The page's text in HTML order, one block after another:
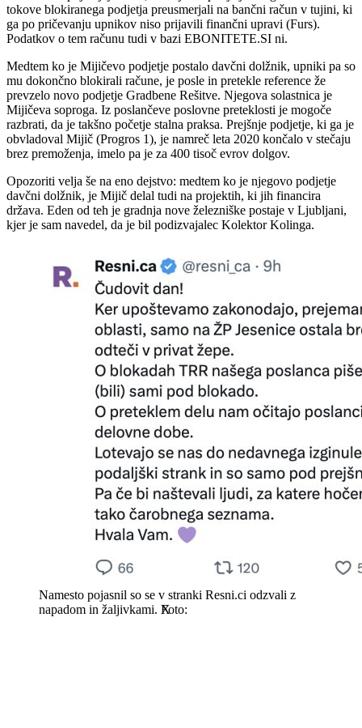
tokove blokiranega podjetja preusmerjali na bančni račun v tujini, ki
ga po pričevanju upnikov niso prijavili finančni upravi (Furs).
Podatkov o tem računu tudi v bazi EBONITETE.SI ni.
Medtem ko je Mijičevo podjetje postalo davčni dolžnik, upniki pa so
mu dokončno blokirali račune, je posle in pretekle reference že
prevzelo novo podjetje Gradbene Rešitve. Njegova solastnica je
Mijičeva soproga. Iz poslančeve poslovne preteklosti je mogoče
razbrati, da je takšno početje stalna praksa. Prejšnje podjetje, ki ga je
obvladoval Mijič (Progros 1), je namreč leta 2020 končalo v stečaju
brez premoženja, imelo pa je za 400 tisoč evrov dolgov.
Opozoriti velja še na eno dejstvo: medtem ko je njegovo podjetje
davčni dolžnik, je Mijič delal tudi na projektih, ki jih financira
država. Eden od teh je gradnja nove železniške postaje v Ljubljani,
kjer je sam navedel, da je bil podizvajalec Kolektor Kolinga.
Namesto pojasnil so se v stranki Resni.ci odzvali z
napadom in žaljivkami. X